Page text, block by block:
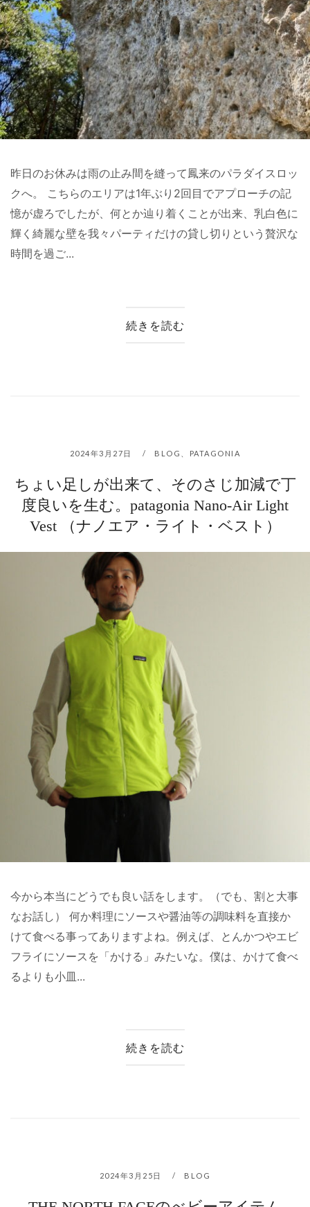
昨日のお休みは雨の止み間を縫って鳳来のパラダイスロッ
クへ。 こちらのエリアは1年ぶり2回目でアプローチの記
憶が虚ろでしたが、何とか辿り着くことが出来、乳白色に
輝く綺麗な壁を我々パーティだけの貸し切りという贅沢な
時間を過ご...
続きを読む
2024年3月27日 BLOG PATAGONIA
ちょい足しが出来て、そのさじ加減で丁
度良いを生む。patagonia Nano-Air Light
Vest （ナノエア・ライト・ベスト）
今から本当にどうでも良い話をします。（でも、割と大事
なお話し） 何か料理にソースや醤油等の調味料を直接か
けて食べる事ってありますよね。例えば、とんかつやエビ
フライにソースを「かける」みたいな。僕は、かけて食べ
るよりも小皿...
続きを読む
2024年3月25日 BLOG